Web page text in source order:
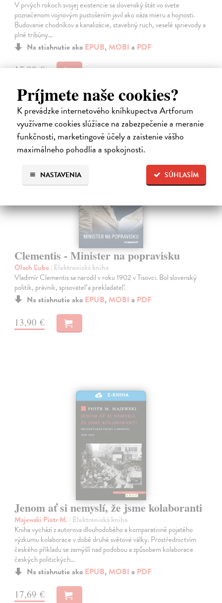
Príjmete naše cookies?
K prevádzke internetového kníhkupectva Artforum
využívame cookies slúžiace na zabezpečenie a meranie
funkčnosti, marketingové účely a zaistenie vášho
maximálneho pohodlia a spokojnosti.
SÚHLASÍM
NASTAVENIA
V prvých rokoch svojej existencie sa slovenský štát vo svete
poznačenom vojnovým pustošením javil ako oáza mieru a hojnosti.
Budovanie chodníkov a kanalizácie, stavebný ruch, veselé sprievody a
plné tribúny…
Na stiahnutie ako EPUB, MOBI a PDF
15,90 €
E-KNIHA
Clementis - Minister na popravisku
Olach Ľubo| Elektronická kniha
Vladimír Clementis sa narodil v roku 1902 v Tisovci. Bol slovenský
politik, právnik, spisovateľ a prekladateľ.
Na stiahnutie ako EPUB, MOBI a PDF
13,90 €
E-KNIHA
Jenom ať si nemyslí, že jsme kolaboranti
Majewski Piotr M. | Elektronická kniha
Kniha vychází z autorova dlouhodobého a komparativně pojatého
výzkumu kolaborace v době druhé světové války. Prostřednictvím
českého příkladu se zamýšlí nad podobou a způsobem kolaborace
českých politických…
Na stiahnutie ako EPUB, MOBI a PDF
17,69 €